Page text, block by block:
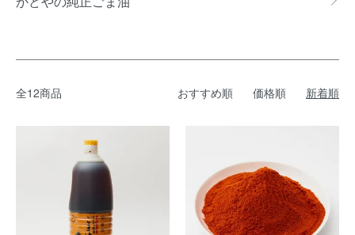
全12商品 おすすめ順 価格順 新着順